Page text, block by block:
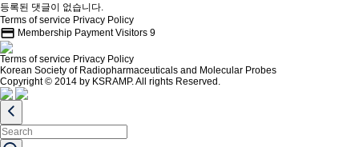
등록된 댓글이 없습니다.
Terms of service Privacy Policy
credit_card Membership Payment Visitors 9
Terms of service Privacy Policy
Korean Society of Radiopharmaceuticals and Molecular Probes
Copyright © 2014 by KSRAMP. All rights Reserved.